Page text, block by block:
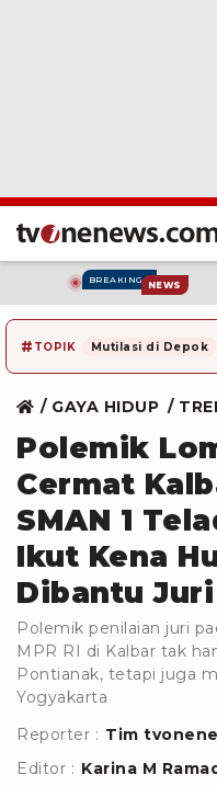
BREAKING NEWS
# TOPIK Mutilasi di Depok
GAYA HIDUP
Polemik
Cermat
SMAN 1
Ikut Kena
Dibantu Juri
Polemik penilaian juri
MPR RI di Kalbar tak
Pontianak, tetapi juga
Yogyakarta
Reporter : Tim
Editor : Karina M